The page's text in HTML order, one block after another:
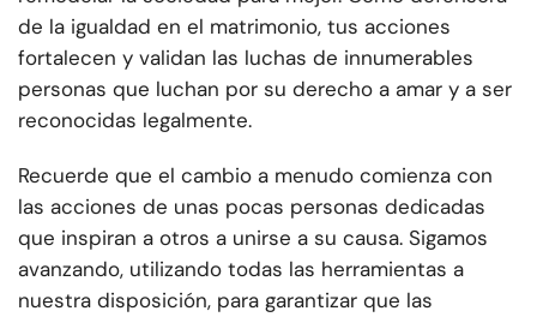
de la igualdad en el matrimonio, tus acciones
fortalecen y validan las luchas de innumerables
personas que luchan por su derecho a amar y a ser
reconocidas legalmente.
Recuerde que el cambio a menudo comienza con
las acciones de unas pocas personas dedicadas
que inspiran a otros a unirse a su causa. Sigamos
avanzando, utilizando todas las herramientas a
nuestra disposición, para garantizar que las